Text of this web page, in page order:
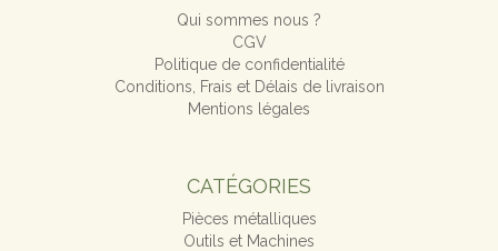
Qui sommes nous ?
CGV
Politique de confidentialité
Conditions, Frais et Délais de livraison
Mentions légales
CATÉGORIES
Pièces métalliques
Outils et Machines